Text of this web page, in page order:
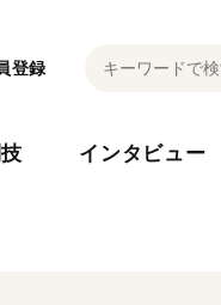
登録
インタビュー